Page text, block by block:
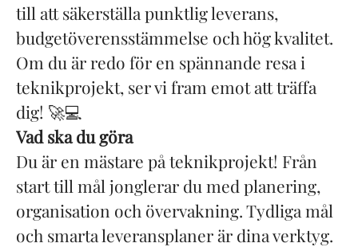
till att säkerställa punktlig leverans,
budgetöverensstämmelse och hög kvalitet.
Om du är redo för en spännande resa i
teknikprojekt, ser vi fram emot att träffa
dig! 🚀💻
Vad ska du göra
Du är en mästare på teknikprojekt! Från
start till mål jonglerar du med planering,
organisation och övervakning. Tydliga mål
och smarta leveransplaner är dina verktyg.